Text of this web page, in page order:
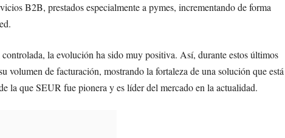
B2B, prestados especialmente a pymes, incrementando de forma
la evolución ha sido muy positiva. Así, durante estos últimos
volumen de facturación, mostrando la fortaleza de una solución que está
la que SEUR fue pionera y es líder del mercado en la actualidad.